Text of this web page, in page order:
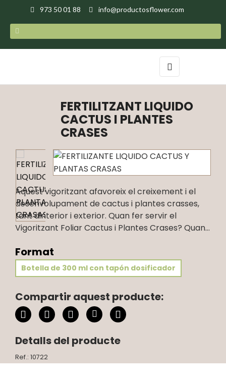
973 50 01 88 info@productosflower.com
Toggle
navigation
☰
FERTILITZANT LIQUIDO
CACTUS I PLANTES
CRASES
Aquest vigoritzant afavoreix el creixement i el
desenvolupament de cactus i plantes crasses,
tant dinterior i exterior. Quan fer servir el
Vigoritzant Foliar Cactus i Plantes Crases? Quan...
Format
Botella de 300 ml con tapón dosificador
Compartir aquest producte:
Detalls del producte
Ref.: 10722